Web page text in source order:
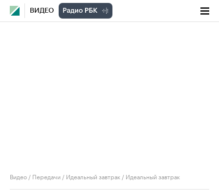
ВИДЕО
Видео / Передачи / Идеальный завтрак / Идеальный завтрак